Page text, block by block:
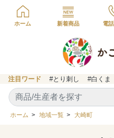
ホーム 新着商品 電
注目ワード #とり刺し #白くま
ホーム > 地域一覧 > 大崎町